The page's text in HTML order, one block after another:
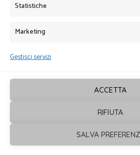
Statistiche
Marketing
Gestisci servizi
ACCETTA
RIFIUTA
SALVA
Sagrafica© 2026. Tutti i